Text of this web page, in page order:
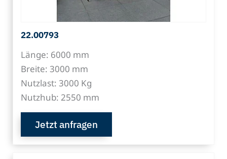
22.00793
Länge: 6000 mm
Breite: 3000 mm
Nutzlast: 3000 Kg
Nutzhub: 2550 mm
Jetzt anfragen